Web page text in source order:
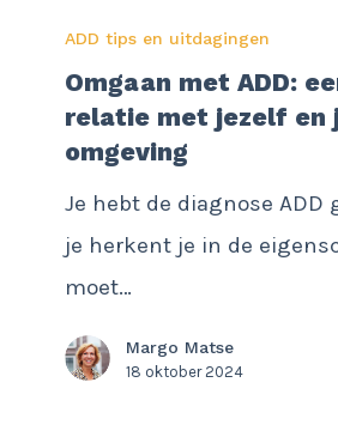
met
ADD:
een
relatie
met
jezelf
ADD tips en uitdagingen
Omgaan met ADD:
relatie met jezelf en
omgeving
Je hebt de diagnose ADD
je herkent je in de
moet…
Margo Matse
18 oktober 2024